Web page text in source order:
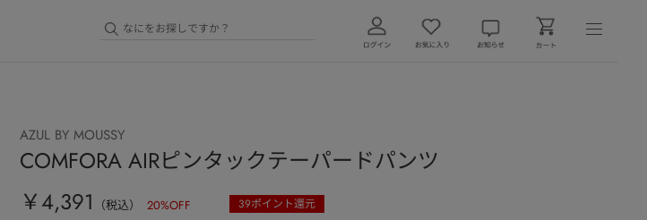
AZUL BY MOUSSY
COMFORA AIRピンタックテーパードパンツ
￥4,391
（税込） 20%OFF 39ポイント還元